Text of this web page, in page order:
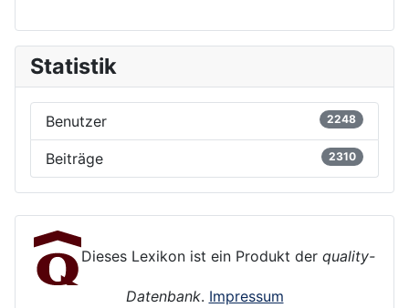
Statistik
Benutzer 2248
Beiträge 2310
Dieses Lexikon ist ein Produkt der quality-
Datenbank. Impressum